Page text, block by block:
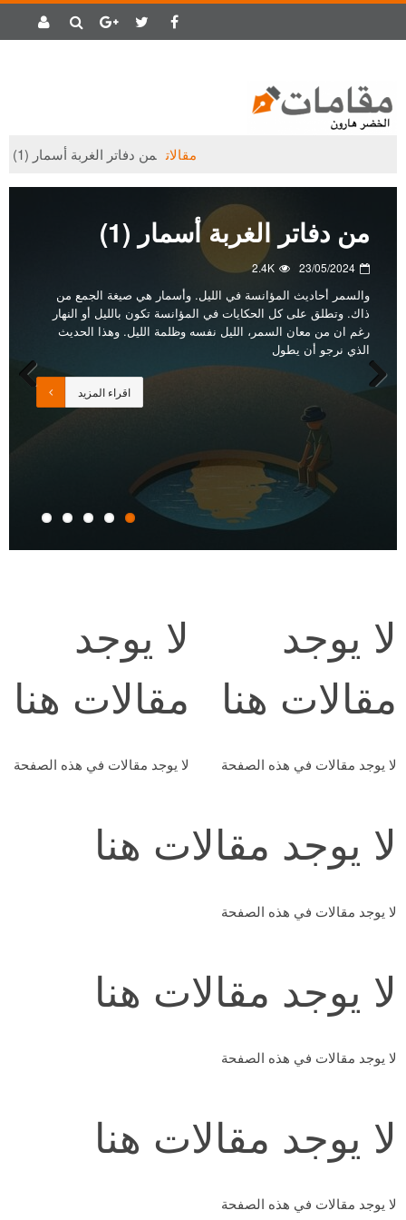
مقالات من دفاتر الغربة أسمار (1)
من دفاتر الغربة أسمار (1)
23/05/2024
2.4K
والسمر أحاديث المؤانسة في الليل. وأسمار هي صيغة الجمع من
ذاك. وتطلق على كل الحكايات في المؤانسة تكون بالليل أو النهار
رغم ان من معان السمر، الليل نفسه وظلمة الليل. وهذا الحديث
الذي نرجو أن يطول
اقراء المزيد
Previous
لا يوجد
مقالات هنا
لا يوجد مقالات في هذه الصفحة
لا يوجد
مقالات هنا
لا يوجد مقالات في هذه الصفحة
لا يوجد مقالات هنا
لا يوجد مقالات في هذه الصفحة
لا يوجد مقالات هنا
لا يوجد مقالات في هذه الصفحة
لا يوجد مقالات هنا
لا يوجد مقالات في هذه الصفحة